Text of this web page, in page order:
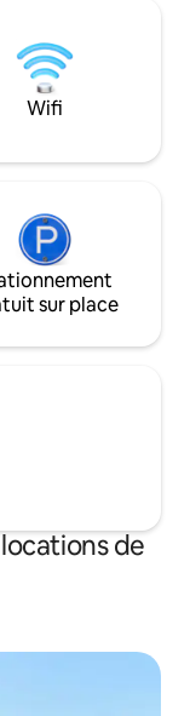
offre une
nature mais dans
avec train direct
déjeuner
Wifi
sur place
de